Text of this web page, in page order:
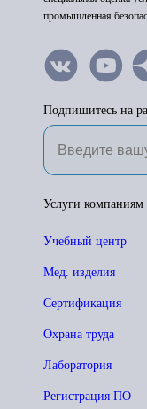
промышленная
Подпишитесь на
Услуги компаниям
Учебный центр
Мед. изделия
Сертификация
Охрана труда
Лаборатория
Регистрация ПО